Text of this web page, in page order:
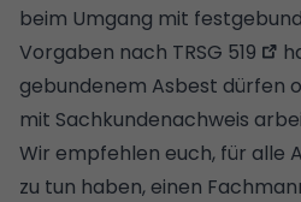
beim Umgang mit
Vorgaben nach TRSG 519
gebundenem Asbest dürfen
mit Sachkundenachweis
Wir empfehlen euch, für alle
zu tun haben, einen